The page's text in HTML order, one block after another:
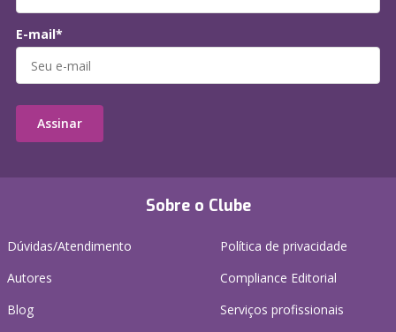
Sobre o Clube
Dúvidas/Atendimento
Autores
Blog
Política de privacidade
Compliance Editorial
Serviços profissionais
E-mail*
Assinar